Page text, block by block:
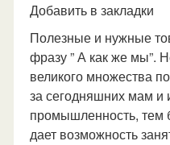
Добавить в закладки
Полезные и нужные
фразу ” А как же мы”.
великого множества
за сегодняшних мам и
промышленность, тем
дает возможность